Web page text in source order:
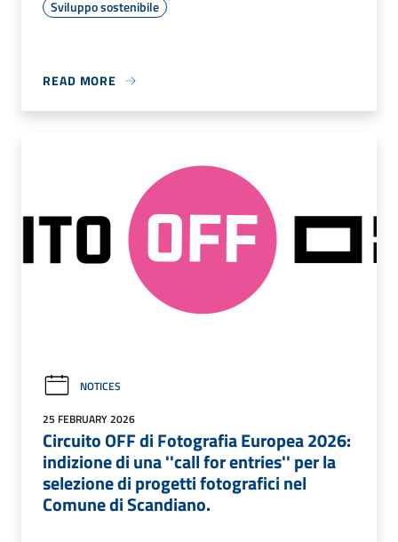
Sviluppo sostenibile
READ MORE
NOTICES
25 FEBRUARY 2026
Circuito OFF di Fotografia Europea 2026:
indizione di una ''call for entries'' per la
selezione di progetti fotografici nel
Comune di Scandiano.